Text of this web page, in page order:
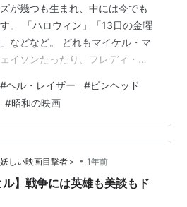
が幾つも生まれ、中には今でも
。 「ハロウィン」「13日の金曜
などなど。 どれもマイケル・マ
イソンたったり、フレディ・ク
放ってるのが、今回レビューす
1987）。 この映画と言えばピン
の魔導士たち。 しかし他のホラ
らは残酷に人を殺しますが、殺
究極的には悪人でもありませ
を画すホラ…
#ヘル・レイザー #ピンヘッド
#昭和の映画
しい映画目撃者＞ • 1年前
ル】戦争には英雄も美談もド